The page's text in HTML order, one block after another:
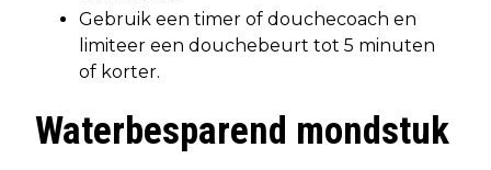
Gebruik een timer of douchecoach en
limiteer een douchebeurt tot 5 minuten
of korter.
Waterbesparend mondstuk